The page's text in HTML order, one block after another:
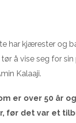
har kjærester og
å vise seg for
Kalaaji.
er over 50 år
før det var et